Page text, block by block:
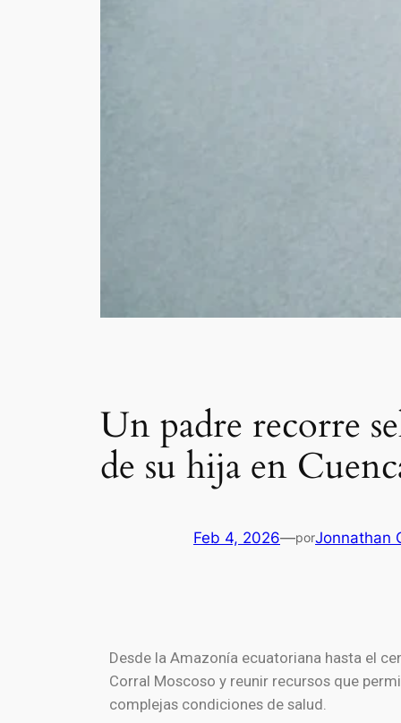
Un padre recorre
de su hija en
Feb 4, 2026—porJonnathan
Desde la Amazonía ecuatoriana hasta el
Corral Moscoso y reunir recursos que
complejas condiciones de salud.